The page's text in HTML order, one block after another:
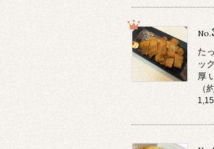
No.
た
ッ
厚
（